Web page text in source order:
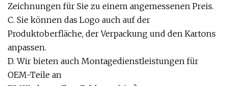
Zeichnungen für Sie zu einem angemessenen Preis.
C. Sie können das Logo auch auf der
Produktoberfläche, der Verpackung und den Kartons
anpassen.
D. Wir bieten auch Montagedienstleistungen für
OEM-Teile an